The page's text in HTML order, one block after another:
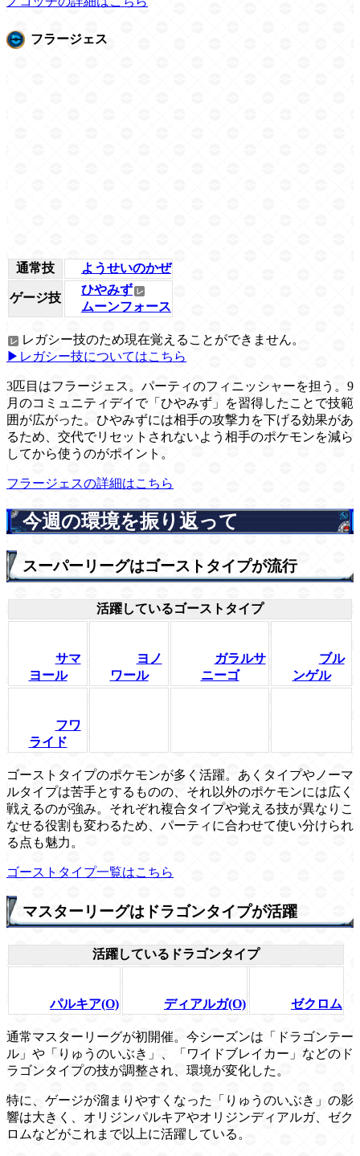
フラージェス
通常技 ようせいのかぜ
ゲージ技
ひやみず
ムーンフォース
レガシー技のため現在覚えることができません。
▶レガシー技についてはこちら
3匹目はフラージェス。パーティのフィニッシャーを担う。9
月のコミュニティデイで「ひやみず」を習得したことで技範
囲が広がった。ひやみずには相手の攻撃力を下げる効果があ
るため、交代でリセットされないよう相手のポケモンを減ら
してから使うのがポイント。
フラージェスの詳細はこちら
今週の環境を振り返って
スーパーリーグはゴーストタイプが流行
活躍しているゴーストタイプ
サマ
ヨール
ヨノ
ワール
ガラルサ
ニーゴ
ブル
ンゲル
フワ
ライド
ゴーストタイプのポケモンが多く活躍。あくタイプやノーマ
ルタイプは苦手とするものの、それ以外のポケモンには広く
戦えるのが強み。それぞれ複合タイプや覚える技が異なりこ
なせる役割も変わるため、パーティに合わせて使い分けられ
る点も魅力。
ゴーストタイプ一覧はこちら
マスターリーグはドラゴンタイプが活躍
活躍しているドラゴンタイプ
パルキア(O) ディアルガ(O) ゼクロム
通常マスターリーグが初開催。今シーズンは「ドラゴンテー
ル」や「りゅうのいぶき」、「ワイドブレイカー」などのド
ラゴンタイプの技が調整され、環境が変化した。
特に、ゲージが溜まりやすくなった「りゅうのいぶき」の影
響は大きく、オリジンパルキアやオリジンディアルガ、ゼク
ロムなどがこれまで以上に活躍している。